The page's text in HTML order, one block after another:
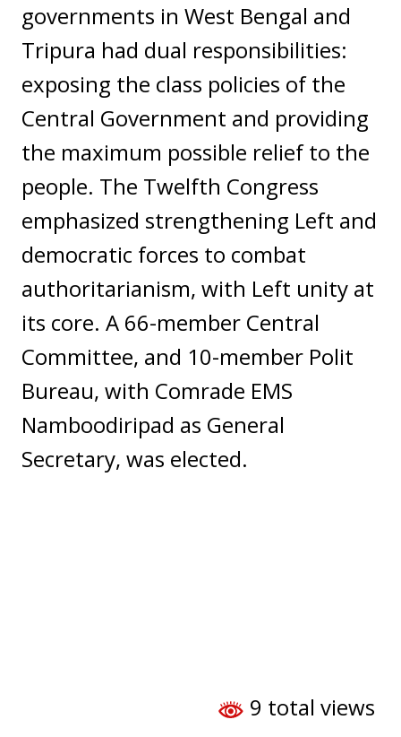
governments in West Bengal and
Tripura had dual responsibilities:
exposing the class policies of the
Central Government and providing
the maximum possible relief to the
people. The Twelfth Congress
emphasized strengthening Left and
democratic forces to combat
authoritarianism, with Left unity at
its core. A 66-member Central
Committee, and 10-member Polit
Bureau, with Comrade EMS
Namboodiripad as General
Secretary, was elected.
9 total views